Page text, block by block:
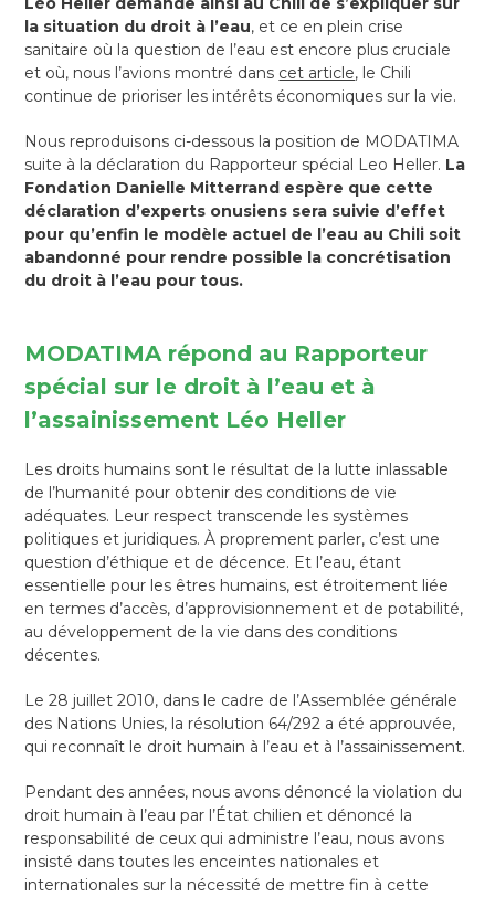
la situation du droit à l’eau, et ce en plein crise
sanitaire où la question de l’eau est encore plus cruciale
et où, nous l’avions montré dans cet article, le Chili
continue de prioriser les intérêts économiques sur la vie.
Nous reproduisons ci-dessous la position de MODATIMA
suite à la déclaration du Rapporteur spécial Leo Heller. La
Fondation Danielle Mitterrand espère que cette
déclaration d’experts onusiens sera suivie d’effet
pour qu’enfin le modèle actuel de l’eau au Chili soit
abandonné pour rendre possible la concrétisation
du droit à l’eau pour tous.
MODATIMA répond au Rapporteur
spécial sur le droit à l’eau et à
l’assainissement Léo Heller
Les droits humains sont le résultat de la lutte inlassable
de l’humanité pour obtenir des conditions de vie
adéquates. Leur respect transcende les systèmes
politiques et juridiques. À proprement parler, c’est une
question d’éthique et de décence. Et l’eau, étant
essentielle pour les êtres humains, est étroitement liée
en termes d’accès, d’approvisionnement et de potabilité,
au développement de la vie dans des conditions
décentes.
Le 28 juillet 2010, dans le cadre de l’Assemblée générale
des Nations Unies, la résolution 64/292 a été approuvée,
qui reconnaît le droit humain à l’eau et à l’assainissement.
Pendant des années, nous avons dénoncé la violation du
droit humain à l’eau par l’État chilien et dénoncé la
responsabilité de ceux qui administre l’eau, nous avons
insisté dans toutes les enceintes nationales et
internationales sur la nécessité de mettre fin à cette